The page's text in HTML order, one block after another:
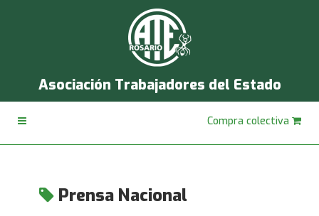
Asociación Trabajadores del Estado
Compra colectiva
Prensa Nacional